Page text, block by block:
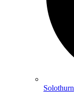
Solothurn